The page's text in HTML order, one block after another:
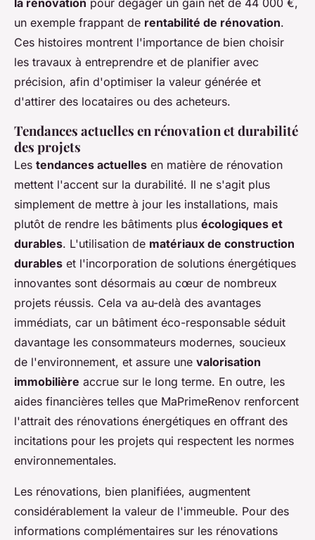
un exemple frappant de rentabilité de rénovation.
Ces histoires montrent l'importance de bien choisir
les travaux à entreprendre et de planifier avec
précision, afin d'optimiser la valeur générée et
d'attirer des locataires ou des acheteurs.
Tendances actuelles en rénovation et durabilité
des projets
Les tendances actuelles en matière de rénovation
mettent l'accent sur la durabilité. Il ne s'agit plus
simplement de mettre à jour les installations, mais
plutôt de rendre les bâtiments plus écologiques et
durables. L'utilisation de matériaux de construction
durables et l'incorporation de solutions énergétiques
innovantes sont désormais au cœur de nombreux
projets réussis. Cela va au-delà des avantages
immédiats, car un bâtiment éco-responsable séduit
davantage les consommateurs modernes, soucieux
de l'environnement, et assure une valorisation
immobilière accrue sur le long terme. En outre, les
aides financières telles que MaPrimeRenov renforcent
l'attrait des rénovations énergétiques en offrant des
incitations pour les projets qui respectent les normes
environnementales.
Les rénovations, bien planifiées, augmentent
considérablement la valeur de l'immeuble. Pour des
informations complémentaires sur les rénovations